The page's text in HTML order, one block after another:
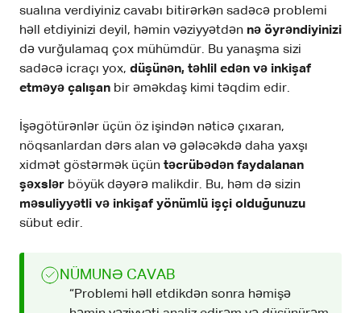
sualına verdiyiniz cavabı bitirərkən sadəcə problemi
həll etdiyinizi deyil, həmin vəziyyətdən nə öyrəndiyinizi
də vurğulamaq çox mühümdür. Bu yanaşma sizi
sadəcə icraçı yox, düşünən, təhlil edən və inkişaf
etməyə çalışan bir əməkdaş kimi təqdim edir.
İşəgötürənlər üçün öz işindən nəticə çıxaran,
nöqsanlardan dərs alan və gələcəkdə daha yaxşı
xidmət göstərmək üçün təcrübədən faydalanan
şəxslər böyük dəyərə malikdir. Bu, həm də sizin
məsuliyyətli və inkişaf yönümlü işçi olduğunuzu
sübut edir.
NÜMUNƏ CAVAB
“Problemi həll etdikdən sonra həmişə